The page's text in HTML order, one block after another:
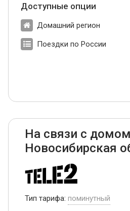
Доступные опции
Домашний регион
Поездки по России
На связи с
Новосибирская
Тип тарифа: поминутный